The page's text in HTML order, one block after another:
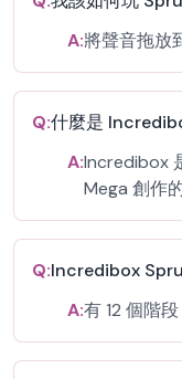
A:將聲音拖放
Q:什麼是
A:Incredibox
Mega 創作
Q:Incredibox
A:有 12 個階